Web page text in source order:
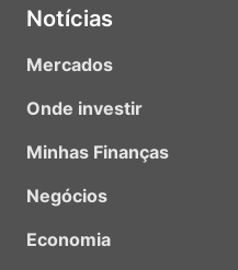
Notícias
Mercados
Onde investir
Minhas Finanças
Negócios
Economia